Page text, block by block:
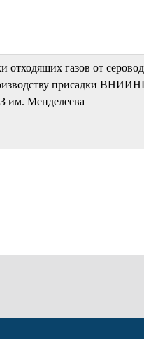
отходящих газов от
присадки
им. Менделеева